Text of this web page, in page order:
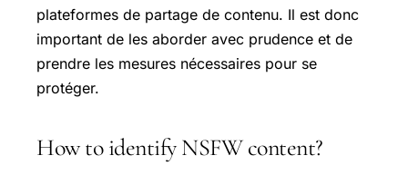
plateformes de partage de contenu. Il est donc
important de les aborder avec prudence et de
prendre les mesures nécessaires pour se
protéger.
How to identify NSFW content?